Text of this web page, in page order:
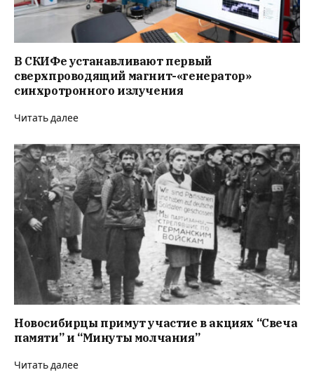
В СКИФе устанавливают первый
сверхпроводящий магнит-«генератор»
синхротронного излучения
Читать далее
Новосибирцы примут участие в акциях “Свеча
памяти” и “Минуты молчания”
Читать далее